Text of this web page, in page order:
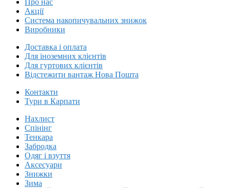
Акції
Система накопичувальних знижок
Виробники
Доставка і оплата
Для іноземних клієнтів
Для гуртових клієнтів
Відстежити вантаж Нова Пошта
Контакти
Тури в Карпати
Нахлист
Спінінг
Тенкара
Забродка
Одяг і взуття
Аксесуари
Знижки
Зима